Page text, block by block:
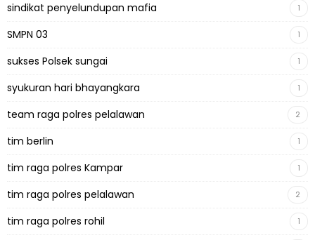
sindikat penyelundupan mafia 1
SMPN 03 1
sukses Polsek sungai 1
syukuran hari bhayangkara 1
team raga polres pelalawan 2
tim berlin 1
tim raga polres Kampar 1
tim raga polres pelalawan 2
tim raga polres rohil 1